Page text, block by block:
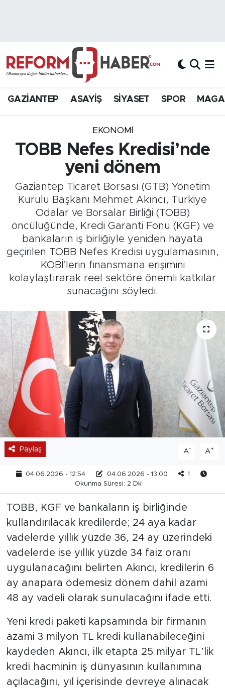
GAZİANTEP ASAYİŞ SİYASET SPOR
EKONOMİ
TOBB Nefes Kredisi’nde
yeni dönem
Gaziantep Ticaret Borsası (GTB) Yönetim
Kurulu Başkanı Mehmet Akıncı, Türkiye
Odalar ve Borsalar Birliği (TOBB)
öncülüğünde, Kredi Garanti Fonu (KGF) ve
bankaların iş birliğiyle yeniden hayata
geçirilen TOBB Nefes Kredisi uygulamasının,
KOBİ’lerin finansmana erişimini
kolaylaştırarak reel sektöre önemli katkılar
sunacağını söyledi.
Paylaş A- A+
04.06.2026 - 12:54 04.06.2026 - 13:00
1
Okunma Süresi: 2 Dk
TOBB, KGF ve bankaların iş birliğinde
kullandırılacak kredilerde; 24 aya kadar
vadelerde yıllık yüzde 36, 24 ay üzerindeki
vadelerde ise yıllık yüzde 34 faiz oranı
uygulanacağını belirten Akıncı, kredilerin 6
ay anapara ödemesiz dönem dahil azami
48 ay vadeli olarak sunulacağını ifade etti.
Yeni kredi paketi kapsamında bir firmanın
azami 3 milyon TL kredi kullanabileceğini
kaydeden Akıncı, ilk etapta 25 milyar TL’lik
kredi hacminin iş dünyasının kullanımına
açılacağını, yıl içerisinde devreye alınacak
Hava Durumu
Süper Lig Puan Durumu ve Fikstür
Son Dakika Haberleri
Haber Arşivi